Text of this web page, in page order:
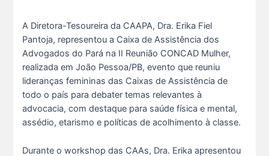
A Diretora-Tesoureira da CAAPA, Dra. Erika Fiel
Pantoja, representou a Caixa de Assistência dos
Advogados do Pará na II Reunião CONCAD Mulher,
realizada em João Pessoa/PB, evento que reuniu
lideranças femininas das Caixas de Assistência de
todo o país para debater temas relevantes à
advocacia, com destaque para saúde física e mental,
assédio, etarismo e políticas de acolhimento à classe.
Durante o workshop das CAAs, Dra. Erika apresentou